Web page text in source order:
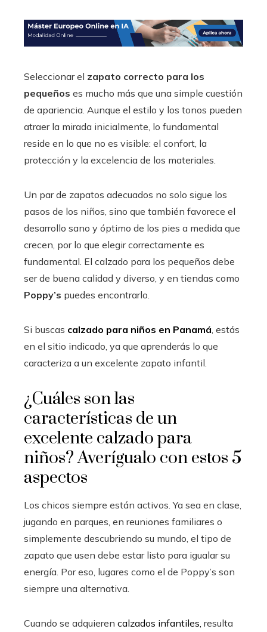
Seleccionar el zapato correcto para los
pequeños es mucho más que una simple cuestión
de apariencia. Aunque el estilo y los tonos pueden
atraer la mirada inicialmente, lo fundamental
reside en lo que no es visible: el confort, la
protección y la excelencia de los materiales.
Un par de zapatos adecuados no solo sigue los
pasos de los niños, sino que también favorece el
desarrollo sano y óptimo de los pies a medida que
crecen, por lo que elegir correctamente es
fundamental. El calzado para los pequeños debe
ser de buena calidad y diverso, y en tiendas como
Poppy’s puedes encontrarlo.
Si buscas calzado para niños en Panamá, estás
en el sitio indicado, ya que aprenderás lo que
caracteriza a un excelente zapato infantil.
¿Cuáles son las
características de un
excelente calzado para
niños? Averígualo con estos 5
aspectos
Los chicos siempre están activos. Ya sea en clase,
jugando en parques, en reuniones familiares o
simplemente descubriendo su mundo, el tipo de
zapato que usen debe estar listo para igualar su
energía. Por eso, lugares como el de Poppy’s son
siempre una alternativa.
Cuando se adquieren calzados infantiles, resulta